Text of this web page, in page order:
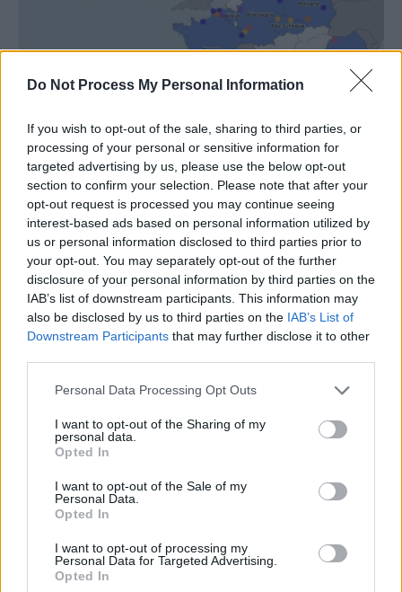
Do Not Process My Personal Information
If you wish to opt-out of the sale, sharing to third parties, or
processing of your personal or sensitive information for
targeted advertising by us, please use the below opt-out
section to confirm your selection. Please note that after your
opt-out request is processed you may continue seeing
interest-based ads based on personal information utilized by
us or personal information disclosed to third parties prior to
your opt-out. You may separately opt-out of the further
disclosure of your personal information by third parties on the
IAB’s list of downstream participants. This information may
also be disclosed by us to third parties on the IAB’s List of
Downstream Participants that may further disclose it to other
Personal Data Processing Opt Outs
I want to opt-out of the Sharing of my
personal data.
Opted In
I want to opt-out of the Sale of my
Personal Data.
Opted In
I want to opt-out of processing my
Personal Data for Targeted Advertising.
Opted In
Teritoriul Uniunii Europene este foarte bogat în resurse
minerale critice, neexploatate de mai bine de 30 de ani
din cauza legislației europene stricte și a normelor anti-
poluare, dar și a opoziției populației europene față de
distrugerea zonelor naturale pe care o presupune
industria minieră.
ad